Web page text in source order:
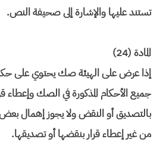
تستند عليها والإشارة إلى صحيفة النص.
المادة (24)
إذا عرض على الهيئة صك يحتوي على
جميع الأحكام المذكورة في الصك وإعطاء
بالتصديق أو النقض ولا يجوز إهمال بعض
من غير إعطاء قرار بنقضها أو تصديقها.